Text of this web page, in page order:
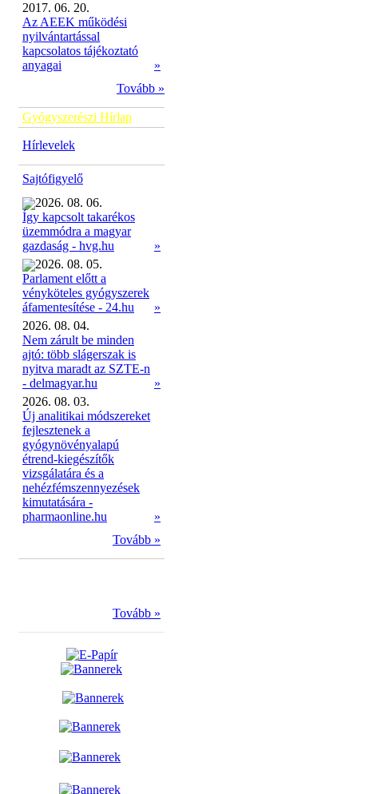
2017. 06. 20.
Az AEEK működési
nyilvántartással
kapcsolatos tájékoztató
anyagai
»
Tovább »
Gyógyszerészi Hírlap
Hírlevelek
Sajtófigyelő
2026. 08. 06.
Így kapcsolt takarékos
üzemmódra a magyar
gazdaság - hvg.hu
»
2026. 08. 05.
Parlament előtt a
vényköteles gyógyszerek
áfamentesítése - 24.hu
»
2026. 08. 04.
Nem zárult be minden
ajtó: több slágerszak is
nyitva maradt az SZTE-n
- delmagyar.hu
»
2026. 08. 03.
Új analitikai módszereket
fejlesztenek a
gyógynövényalapú
étrend-kiegészítők
vizsgálatára és a
nehézfémszennyezések
kimutatására -
pharmaonline.hu
»
Tovább »
Tovább »